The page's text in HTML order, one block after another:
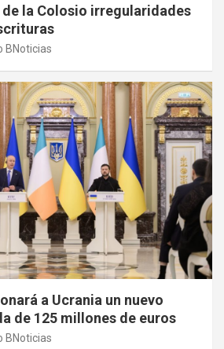
la Colosio irregularidades
BNoticias
a Ucrania un nuevo
de 125 millones de euros
BNoticias